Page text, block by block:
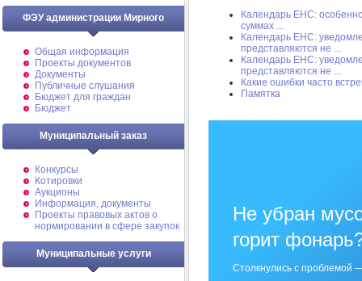
ФЭУ администрации Мирного
Общая информация
Проекты документов
Документы
Публичные слушания
Бюджет для граждан
Бюджет
Муниципальный заказ
Конкурсы
Котировки
Аукционы
Информация, документы
Проекты правовых актов о
нормировании в сфере закупок
Муниципальные услуги
Календарь ЕНС:
суммах ...
Календарь ЕНС:
представляются не ...
Календарь ЕНС:
представляются не ...
Какие ошибки часто
Памятка
Не убран
горит
Столкнулись с проблемой